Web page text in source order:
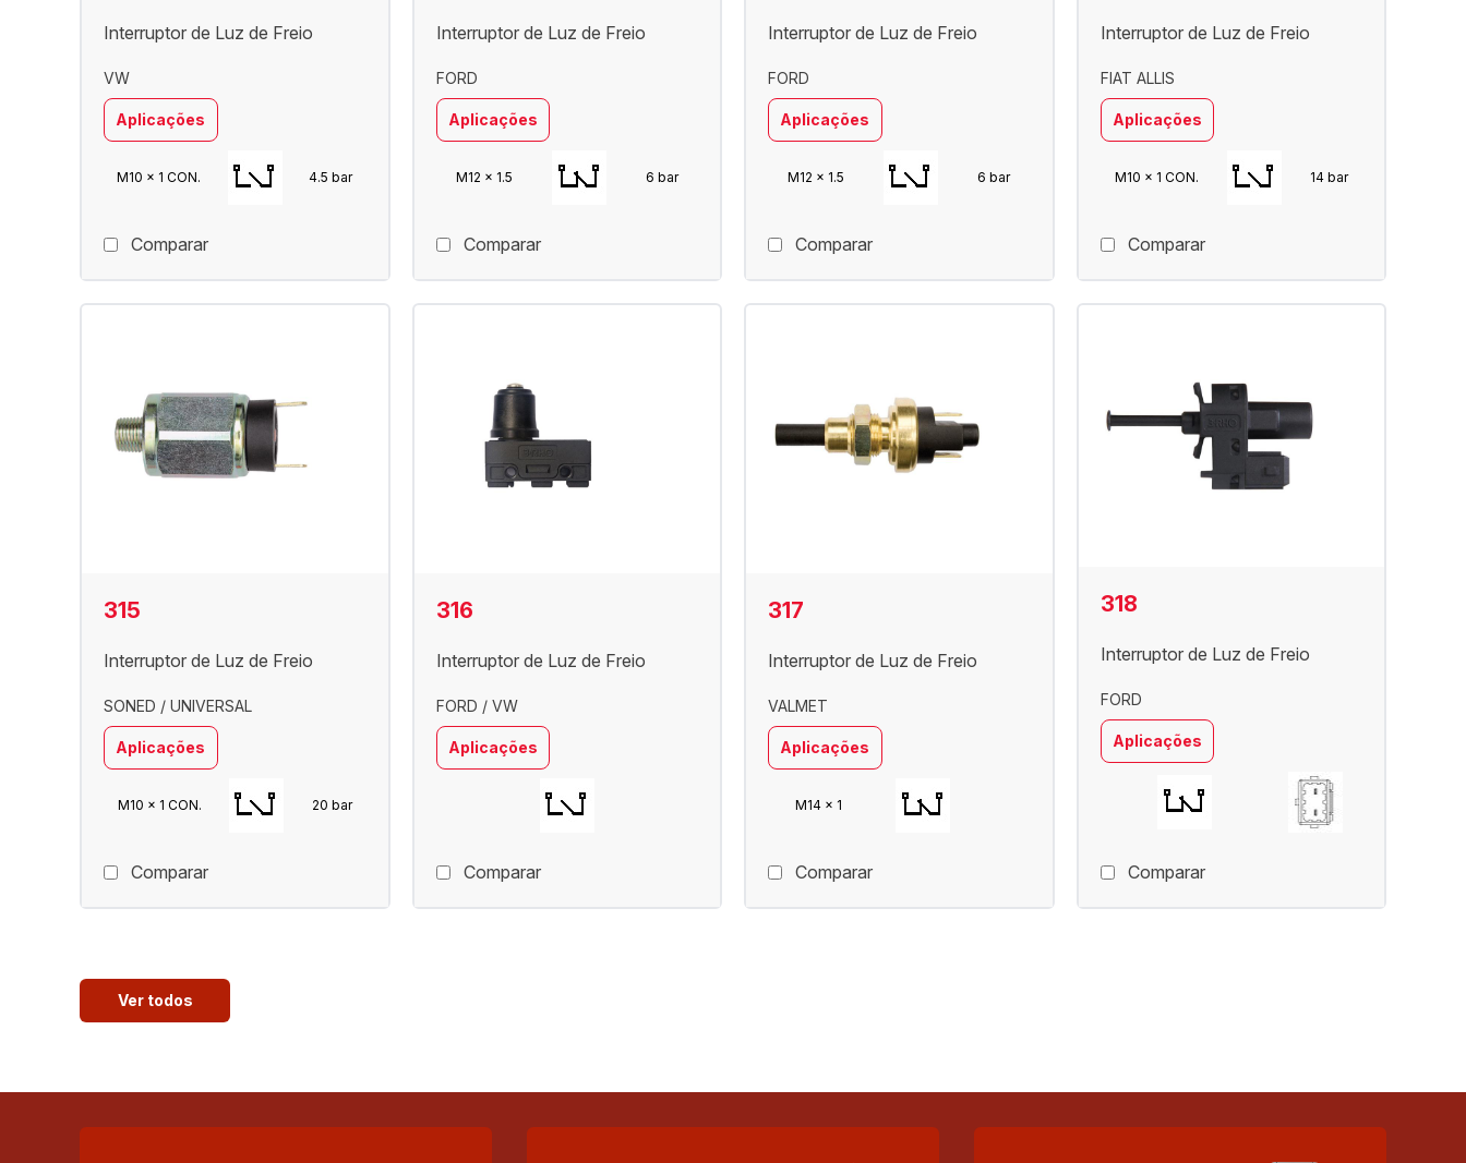
Interruptor de Luz de Freio
VW
Aplicações
M10 x 1 CON. 4.5 bar
Comparar
Interruptor de Luz de Freio
FORD
Aplicações
M12 x 1.5 6 bar
Comparar
Interruptor de Luz de Freio
FORD
Aplicações
M12 x 1.5 6 bar
Comparar
Interruptor de Luz de Freio
FIAT ALLIS
Aplicações
M10 x 1 CON. 14 bar
Comparar
315
Interruptor de Luz de Freio
SONED / UNIVERSAL
Aplicações
M10 x 1 CON. 20 bar
Comparar
316
Interruptor de Luz de Freio
FORD / VW
Aplicações
Comparar
317
Interruptor de Luz de Freio
VALMET
Aplicações
M14 x 1
Comparar
318
Interruptor de Luz de Freio
FORD
Aplicações
Comparar
Ver todos